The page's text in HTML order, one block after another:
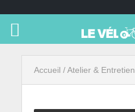
Accueil /Atelier & Entretien